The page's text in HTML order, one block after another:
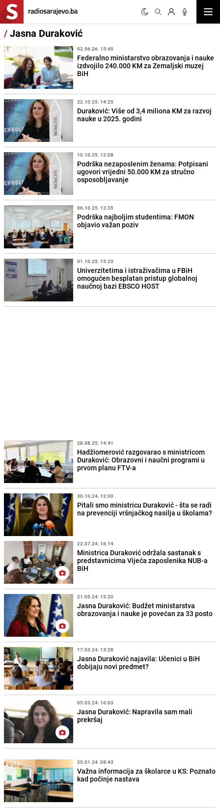
/Jasna Duraković
02.06.26. 15:45
Federalno ministarstvo obrazovanja i nauke
izdvojilo 240.000 KM za Zemaljski muzej
BiH
22.10.25. 14:25
Duraković: Više od 3,4 miliona KM za razvoj
nauke u 2025. godini
10.10.25. 12:08
Podrška nezaposlenim ženama: Potpisani
ugovori vrijedni 50.000 KM za stručno
osposobljavanje
06.10.25. 13:35
Podrška najboljim studentima: FMON
objavio važan poziv
01.10.25. 15:25
Univerzitetima i istraživačima u FBiH
omogućen besplatan pristup globalnoj
naučnoj bazi EBSCO HOST
28.08.25. 14:41
Hadžiomerović razgovarao s ministricom
Duraković: Obrazovni i naučni programi u
prvom planu FTV-a
30.10.24. 12:00
Pitali smo ministricu Duraković - šta se radi
na prevenciji vršnjačkog nasilja u školama?
22.07.24. 16:14
Ministrica Duraković održala sastanak s
predstavnicima Vijeća zaposlenika NUB-a
BiH
21.05.24. 15:20
Jasna Duraković: Budžet ministarstva
obrazovanja i nauke je povećan za 33 posto
17.03.24. 13:28
Jasna Duraković najavila: Učenici u BiH
dobijaju novi predmet?
05.03.24. 16:03
Jasna Duraković: Napravila sam mali
prekršaj
25.01.24. 08:43
Važna informacija za školarce u KS: Poznato
kad počinje nastava